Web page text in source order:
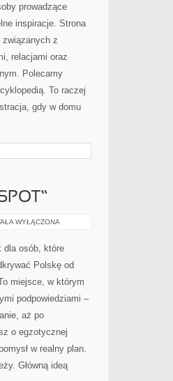
prowadzące
inspiracje. Strona
z
relacjami oraz
Polecamy
To raczej
gdy w domu
WYŁĄCZONA
dla osób, które
Polskę od
miejsce, w którym
podpowiedziami –
aż po
o egzotycznej
w realny plan.
Główną ideą